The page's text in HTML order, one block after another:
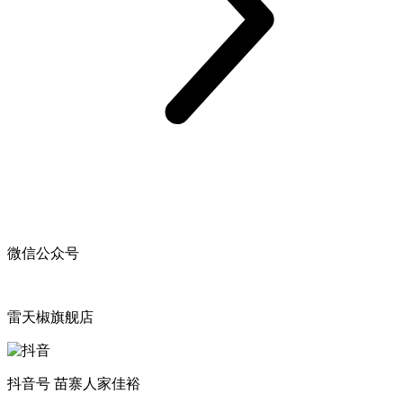
微信公众号
雷天椒旗舰店
抖音号 苗寨人家佳裕